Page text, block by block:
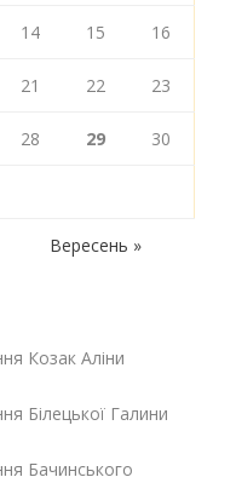
14 15 16
21 22 23
28 29 30
Вересень »
Козак Аліни
Білецької Галини
Бачинського